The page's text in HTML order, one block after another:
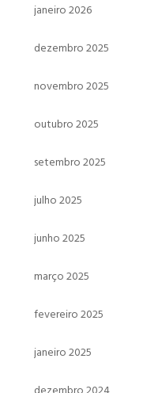
janeiro 2026
dezembro 2025
novembro 2025
outubro 2025
setembro 2025
julho 2025
junho 2025
março 2025
fevereiro 2025
janeiro 2025